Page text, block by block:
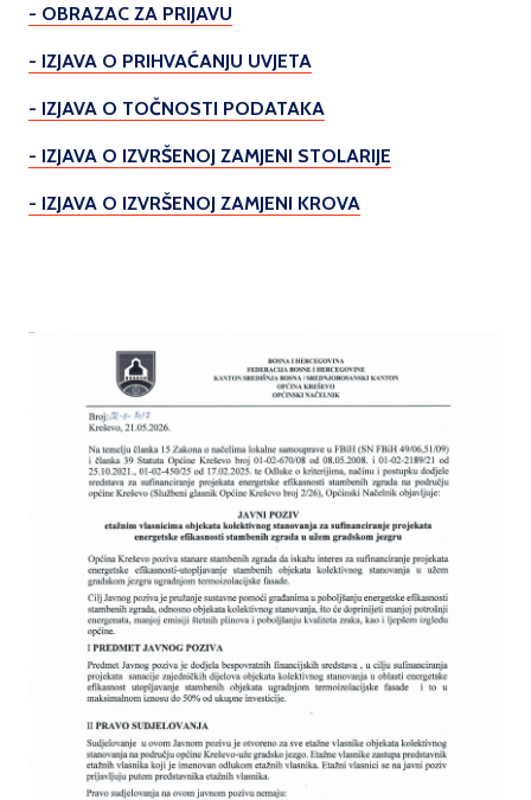
- OBRAZAC ZA PRIJAVU
- IZJAVA O PRIHVAĆANJU UVJETA
- IZJAVA O TOČNOSTI PODATAKA
- IZJAVA O IZVRŠENOJ ZAMJENI STOLARIJE
- IZJAVA O IZVRŠENOJ ZAMJENI KROVA